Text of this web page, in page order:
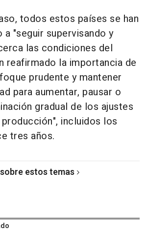
todos estos países se han
"seguir supervisando y
las condiciones del
reafirmado la importancia de
prudente y mantener
para aumentar, pausar o
gradual de los ajustes
incluidos los
tres años.
estos temas